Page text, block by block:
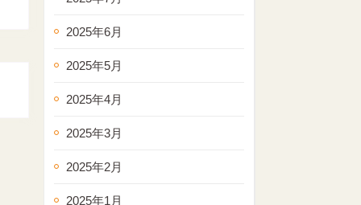
2025年6月
2025年5月
2025年4月
2025年3月
2025年2月
2025年1月